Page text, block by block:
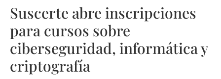
Suscerte abre inscripciones
para cursos sobre
ciberseguridad, informática y
criptografía